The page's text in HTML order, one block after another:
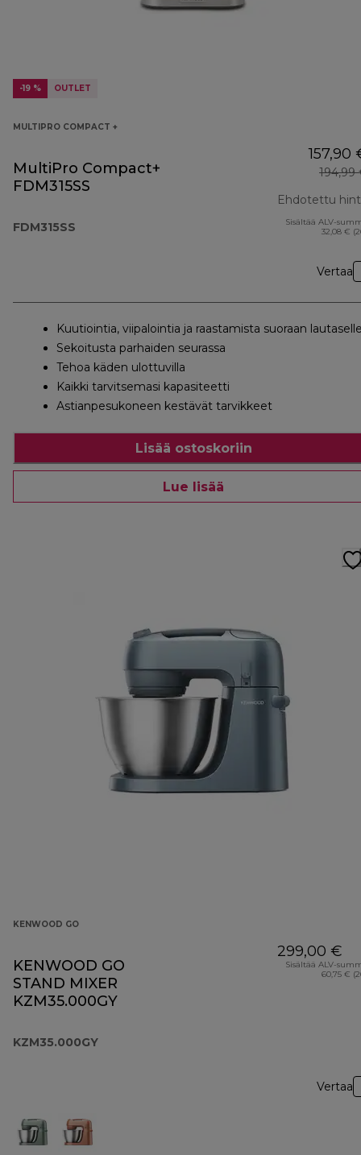
-19 % OUTLET
MULTIPRO COMPACT +
MultiPro Compact+
FDM315SS
FDM315SS
157,90
194,99
Ehdotettu
Sisältää ALV-
32,08 €
Vertaa
Kuutiointia, viipalointia ja raastamista suoraan
Sekoitusta parhaiden seurassa
Tehoa käden ulottuvilla
Kaikki tarvitsemasi kapasiteetti
Astianpesukoneen kestävät tarvikkeet
Lisää ostoskoriin
Lue lisää
KENWOOD GO
KENWOOD GO
STAND MIXER
KZM35.000GY
KZM35.000GY
299,00 €
Sisältää ALV-
60,75 €
Vertaa